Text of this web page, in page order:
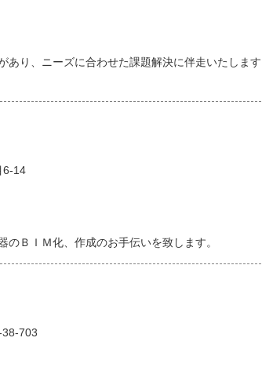
あり、ニーズに合わせた課題解決に伴走いたしま
6-14
ＢＩＭ化、作成のお手伝いを致します。
703